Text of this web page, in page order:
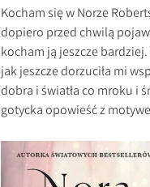
Kocham się w Norze
dopiero przed chwilą
kocham ją jeszcze
jak jeszcze dorzuciła mi
dobra i światła co mroku i
gotycka opowieść z